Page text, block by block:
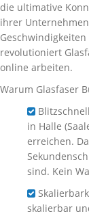
die ultimative
ihrer
revolutioniert
online arbeiten.
Warum Glasfaser
in Halle
erreichen.
sind. Kein
skalierbar